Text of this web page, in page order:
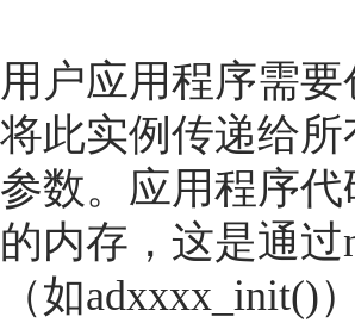
用户应用程序需
将此实例传递给
参数。应用程序
的内存，这是通
（如adxxxx_init()